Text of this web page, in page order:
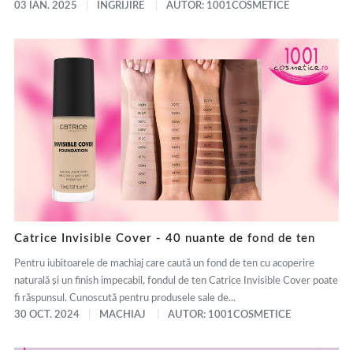
03 IAN. 2025
INGRIJIRE AUTOR: 1001COSMETICE
Catrice Invisible Cover - 40 nuante de fond de ten
Pentru iubitoarele de machiaj care caută un fond de ten cu acoperire
naturală și un finish impecabil, fondul de ten Catrice Invisible Cover poate
fi răspunsul. Cunoscută pentru produsele sale de...
30 OCT. 2024
MACHIAJ AUTOR: 1001COSMETICE